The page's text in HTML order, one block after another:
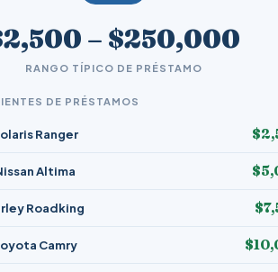
– $250,000
RANGO TÍPICO DE PRÉSTAMO
DE PRÉSTAMOS
Ranger
Altima
Roadking
Camry